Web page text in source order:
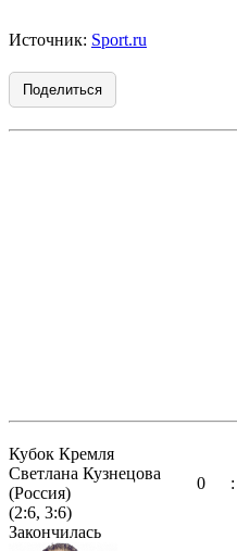
Источник: Sport.ru
Поделиться
Кубок Кремля
Светлана Кузнецова
(Россия)
0 :
(2:6, 3:6)
Закончилась